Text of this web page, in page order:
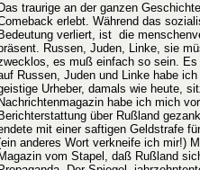
Das traurige an der ganzen
erlebt. Während das
Bedeutung verliert, ist die
Russen, Juden, Linke, sie
es muß einfach so sein.
Russen, Juden und Linke habe
Urheber, damals wie heute,
Nachrichtenmagazin habe ich mich
Berichterstattung über Rußland
mit einer saftigen Geldstrafe
anderes Wort verkneife ich mir!)
Magazin vom Stapel, daß Rußland